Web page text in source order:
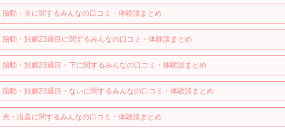
胎動・夫に関するみんなの口コミ・体験談まとめ
胎動・妊娠23週目に関するみんなの口コミ・体験談まとめ
胎動・妊娠23週目・下に関するみんなの口コミ・体験談まとめ
胎動・妊娠23週目・ないに関するみんなの口コミ・体験談まとめ
夫・出産に関するみんなの口コミ・体験談まとめ